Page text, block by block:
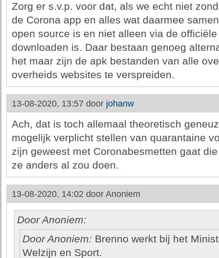
Zorg er s.v.p. voor dat, als we echt niet
de Corona app en alles wat daarmee
open source is en niet alleen via de
downloaden is. Daar bestaan genoeg
het maar zijn de apk bestanden van alle
overheids websites te verspreiden.
13-08-2020, 13:57 door johanw
Ach, dat is toch allemaal theoretisch
mogelijk verplicht stellen van quarantaine
zijn geweest met Coronabesmetten gaat
ze anders al zou doen.
13-08-2020, 14:02 door Anoniem
Door Anoniem:
Door Anoniem: Brenno werkt bij het
Welzijn en Sport.